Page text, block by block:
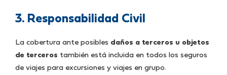
3. Responsabilidad Civil
La cobertura ante posibles daños a terceros u objetos
de terceros también está incluida en todos los seguros
de viajes para excursiones y viajes en grupo.